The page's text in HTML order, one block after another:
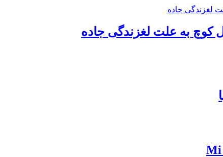
به علت لغزندگی جاده